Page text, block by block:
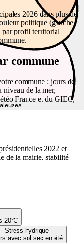
20°C
Stress hydrique
avec sol sec en été
2026 dans plus de
politique (gauche,
par profil territorial
commune
commune : jours de
niveau de la mer,
France et du GIEC,
2022 et
de la mairie, stabilité